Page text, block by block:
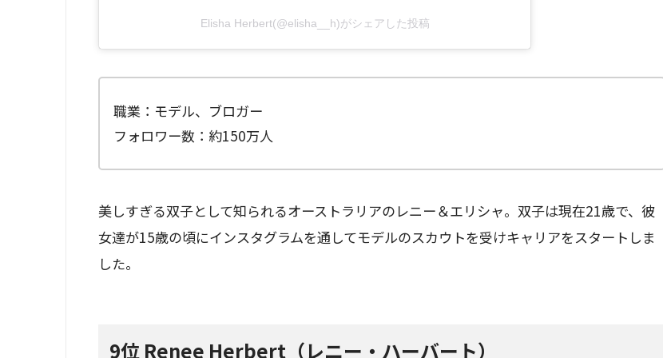
Elisha Herbert(@elisha__h)がシェアした投稿
職業：モデル、ブロガー
フォロワー数：約150万人
美しすぎる双子として知られるオーストラリアのレニー＆エリシャ。双子は現在21歳で、彼
女達が15歳の頃にインスタグラムを通してモデルのスカウトを受けキャリアをスタートしま
した。
9位 Renee Herbert（レニー・ハーバート）